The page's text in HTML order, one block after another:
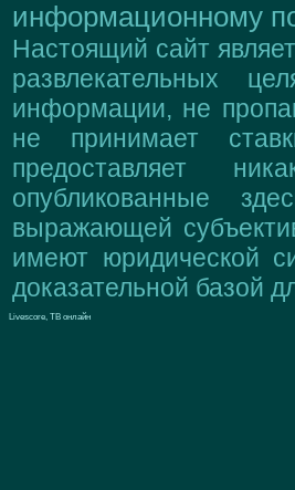
информационному
Настоящий сайт
развлекательных
информации, не
не принимает
предоставляет
опубликованные
выражающей
имеют юридической
доказательной базой
Livescore, ТВ онлайн